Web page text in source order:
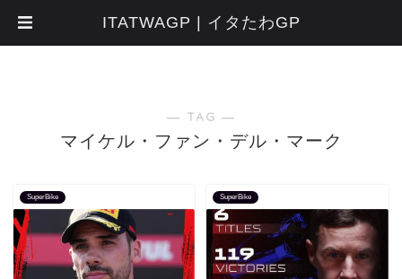
― TAG ―
マイケル・ファン・デル・マーク
SuperBike SuperBike
ITATWAGP | イタたわGP